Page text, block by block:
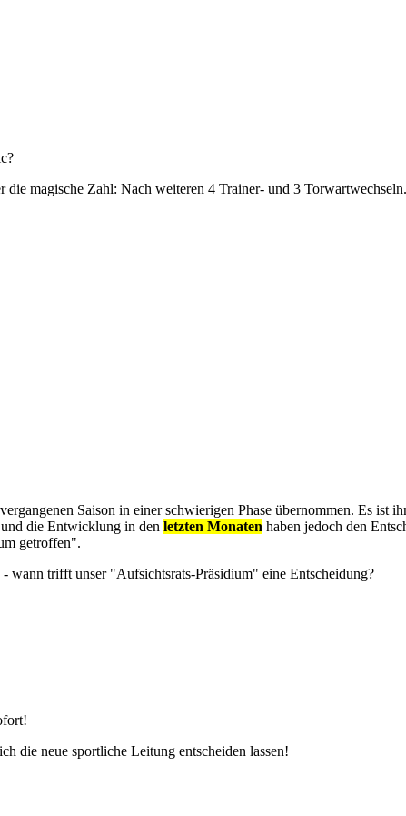
die magische Zahl: Nach weiteren 4 Trainer- und 3 Torwartwechseln.
Saison in einer schwierigen Phase übernommen. Es ist
die Entwicklung in den letzten Monaten haben jedoch den
getroffen".
- wann trifft unser "Aufsichtsrats-Präsidium" eine Entscheidung?
die neue sportliche Leitung entscheiden lassen!